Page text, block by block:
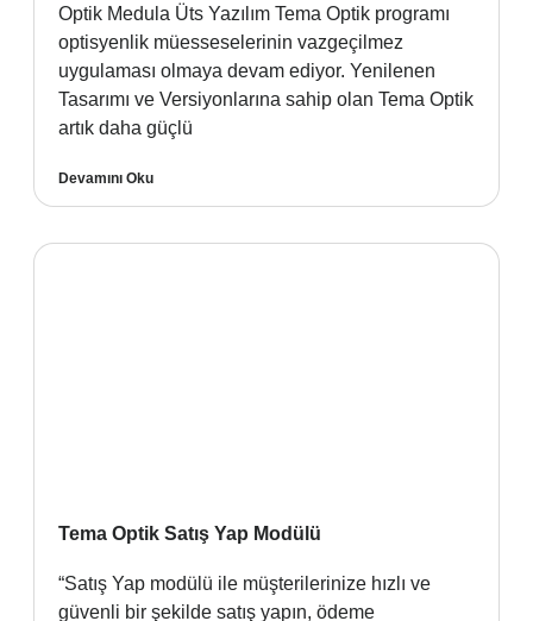
Optik Medula Üts Yazılım Tema Optik programı
optisyenlik müesseselerinin vazgeçilmez
uygulaması olmaya devam ediyor. Yenilenen
Tasarımı ve Versiyonlarına sahip olan Tema Optik
artık daha güçlü
Devamını Oku
Tema Optik Satış Yap Modülü
“Satış Yap modülü ile müşterilerinize hızlı ve
güvenli bir şekilde satış yapın, ödeme